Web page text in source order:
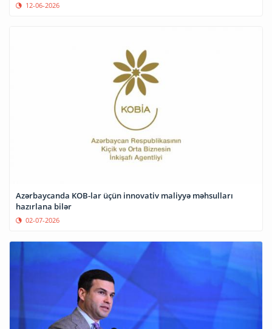
12-06-2026
Azərbaycanda KOB-lar üçün innovativ maliyyə məhsulları
hazırlana bilər
02-07-2026